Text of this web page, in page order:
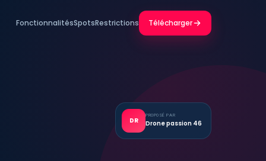
FonctionnalitésSpotsRestrictions Télécharger
DR
PROPOSÉ PAR
Drone passion 46